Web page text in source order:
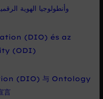
(DIO) és az
(ODI)
(DIO) 与 Ontology